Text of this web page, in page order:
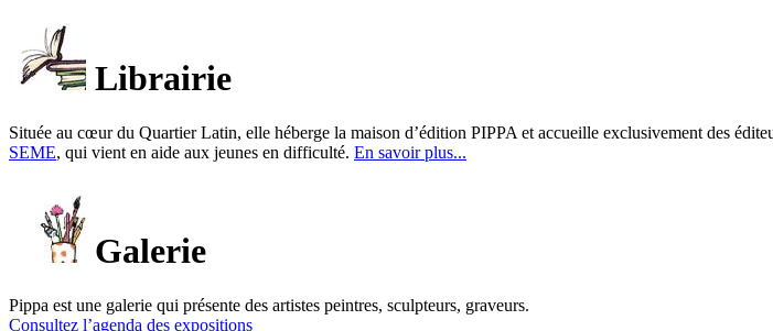
Librairie
Située au cœur du Quartier Latin, elle héberge la maison d’édition PIPPA et accueille exclusivement des
SEME, qui vient en aide aux jeunes en difficulté. En savoir plus...
Galerie
Pippa est une galerie qui présente des artistes peintres, sculpteurs, graveurs.
Consultez l’agenda des expositions